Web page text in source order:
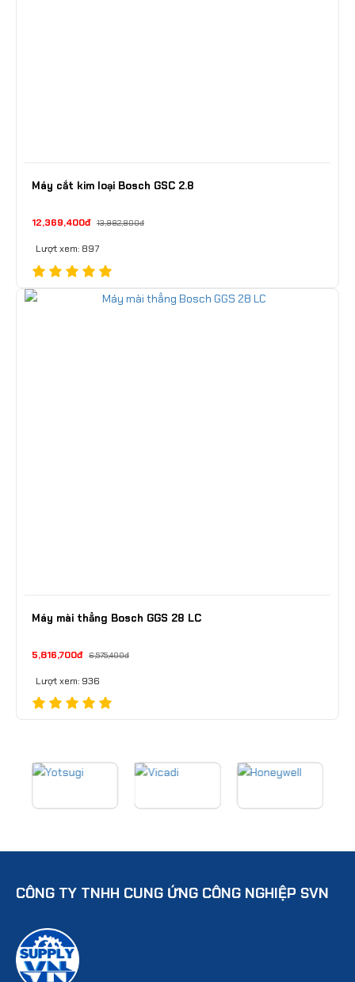
Máy cắt kim loại Bosch GSC 2.8
12,369,400đ 13,982,800đ
Lượt xem: 897
Máy mài thẳng Bosch GGS 28 LC
5,816,700đ 6,575,400đ
Lượt xem: 936
CÔNG TY TNHH CUNG ỨNG CÔNG NGHIỆP SVN